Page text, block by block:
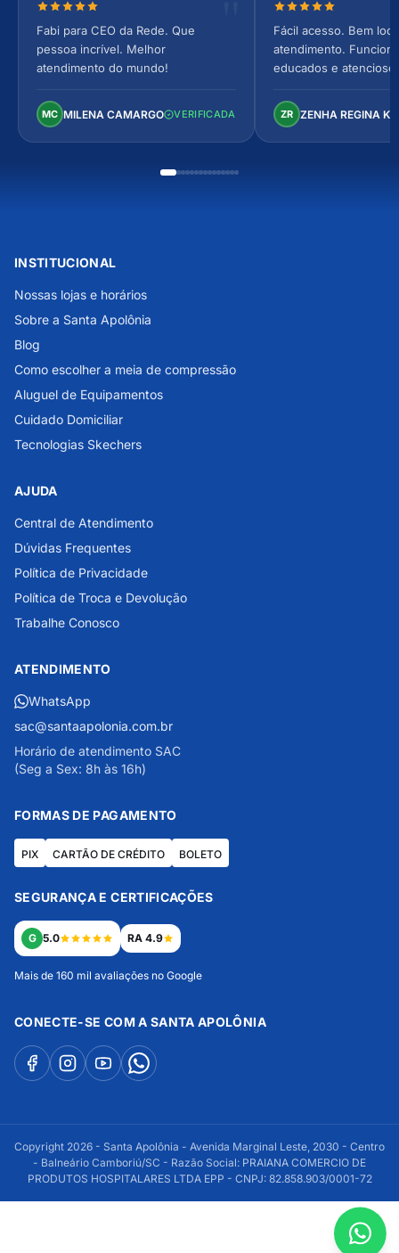
Nota 5 de 5 estrelas
Fabi para CEO da Rede. Que
pessoa incrível. Melhor
atendimento do mundo!
MC MILENA CAMARGO VERIFICADA
Nota 5 de 5
Fácil acesso. Bem
atendimento.
educados e
Perfeito!
ZR ZENHA REGINA
INSTITUCIONAL
Nossas lojas e horários
Sobre a Santa Apolônia
Blog
Como escolher a meia de compressão
Aluguel de Equipamentos
Cuidado Domiciliar
Tecnologias Skechers
AJUDA
Central de Atendimento
Dúvidas Frequentes
Política de Privacidade
Política de Troca e Devolução
Trabalhe Conosco
ATENDIMENTO
WhatsApp
sac@santaapolonia.com.br
Horário de atendimento SAC
(Seg a Sex: 8h às 16h)
FORMAS DE PAGAMENTO
PIX CARTÃO DE CRÉDITO BOLETO
SEGURANÇA E CERTIFICAÇÕES
G 5.0 RA 4.9
Mais de 160 mil avaliações no Google
CONECTE-SE COM A SANTA APOLÔNIA
Copyright 2026 - Santa Apolônia - Avenida Marginal Leste, 2030 - Centro
- Balneário Camboriú/SC - Razão Social: PRAIANA COMERCIO DE
PRODUTOS HOSPITALARES LTDA EPP - CNPJ: 82.858.903/0001-72